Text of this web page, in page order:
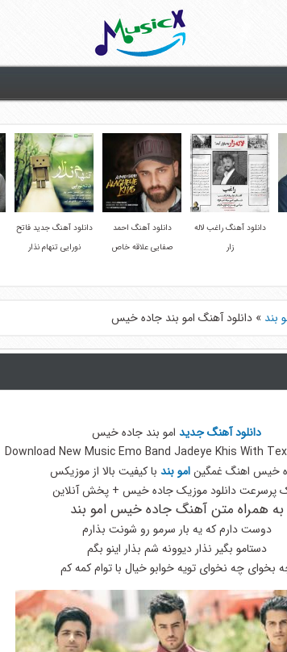
دانلود آهنگ راغب لاله
زار
دانلود آهنگ احمد
صفایی علاقه خاص
دانلود آهنگ جدید فاتح
نورایی تنهام نذار
بند » دانلود آهنگ امو بند جاده خیس
دانلود آهنگ جدید امو بند جاده خیس
Download New Music Emo Band Jadeye Khis With
خیس اهنگ غمگینامو بند با کیفیت بالا از موزیکس
پرسرعت دانلود موزیک جاده خیس + پخش آنلاین
به همراه متن آهنگ جاده خیس امو بند
دوست دارم که یه بار سرمو رو شونت بذارم
دستامو بگیر نذار دیوونه شم بذار اینو بگم
بخوای چه نخوای تویه خوابو خیال با توام کمه کم